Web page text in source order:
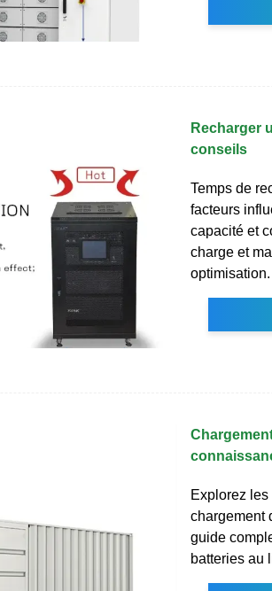
Recharger
conseils
Temps de
facteurs
capacité et
charge et
optimisation.
Explorez
chargement
guide
batteries au